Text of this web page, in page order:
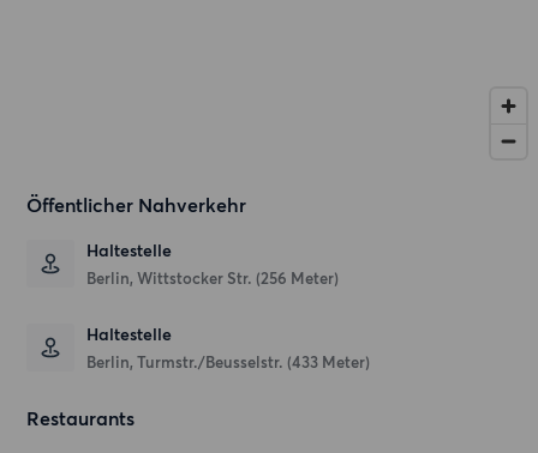
Öffentlicher Nahverkehr
Haltestelle
Berlin, Wittstocker Str. (256 Meter)
Haltestelle
Berlin, Turmstr./Beusselstr. (433 Meter)
Restaurants